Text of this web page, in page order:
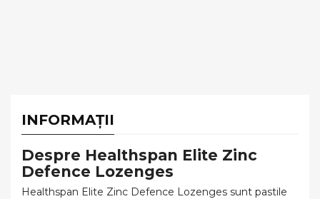
INFORMAȚII
Despre Healthspan Elite Zinc
Defence Lozenges
Healthspan Elite Zinc Defence Lozenges sunt pastile